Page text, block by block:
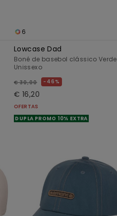
6
Lowcase Dad
Boné de basebol clássico Verde
Unissexo
€ 30,00 46%
€ 16,20
OFERTAS
DUPLA PROMO 10% EXTRA